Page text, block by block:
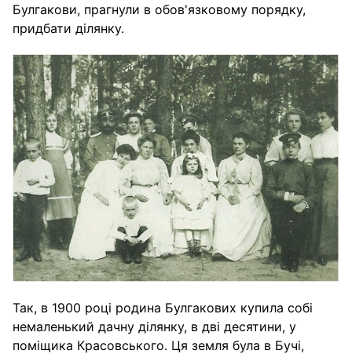
Булгакови, прагнули в обов'язковому порядку,
придбати ділянку.
Так, в 1900 році родина Булгакових купила собі
немаленький дачну ділянку, в дві десятини, у
поміщика Красовського. Ця земля була в Бучі,